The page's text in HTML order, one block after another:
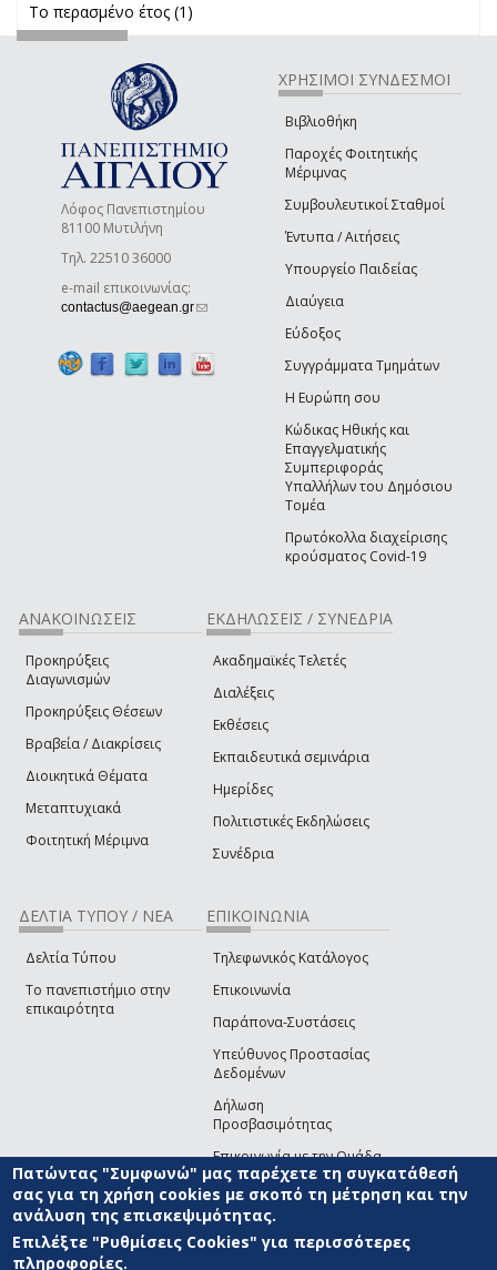
Το περασμένο έτος (1)
Λόφος Πανεπιστημίου
81100 Μυτιλήνη
Τηλ. 22510 36000
e-mail επικοινωνίας:
contactus@aegean.gr(link sends e-mail)
ΧΡΗΣΙΜΟΙ ΣΥΝΔΕΣΜΟΙ
Βιβλιοθήκη
Παροχές Φοιτητικής
Μέριμνας
Συμβουλευτικοί Σταθμοί
Έντυπα / Αιτήσεις
Υπουργείο Παιδείας
Διαύγεια
Εύδοξος
Συγγράμματα Τμημάτων
Η Ευρώπη σου
Κώδικας Ηθικής και
Επαγγελματικής
Συμπεριφοράς
Υπαλλήλων του Δημόσιου
Τομέα
Πρωτόκολλα διαχείρισης
κρούσματος Covid-19
ΑΝΑΚΟΙΝΩΣΕΙΣ
Προκηρύξεις
Διαγωνισμών
Προκηρύξεις Θέσεων
Βραβεία / Διακρίσεις
Διοικητικά Θέματα
Μεταπτυχιακά
Φοιτητική Μέριμνα
ΕΚΔΗΛΩΣΕΙΣ / ΣΥΝΕΔΡΙΑ
Ακαδημαϊκές Τελετές
Διαλέξεις
Εκθέσεις
Εκπαιδευτικά σεμινάρια
Ημερίδες
Πολιτιστικές Εκδηλώσεις
Συνέδρια
ΔΕΛΤΙΑ ΤΥΠΟΥ / ΝΕΑ
Δελτία Τύπου
Το πανεπιστήμιο στην
επικαιρότητα
ΕΠΙΚΟΙΝΩΝΙΑ
Τηλεφωνικός Κατάλογος
Επικοινωνία
Παράπονα-Συστάσεις
Υπεύθυνος Προστασίας
Δεδομένων
Δήλωση
Προσβασιμότητας
Επικοινωνία με την Ομάδα
Ανάπτυξης του site(link sends e-mail)
© ΠΑΝΕΠΙΣΤΗΜΙΟ ΑΙΓΑΙΟΥ ΟΡΟΙ ΧΡΗΣΗΣ
ΑΝΑΠΤΥΞΗΣ
Πατώντας "Συμφωνώ" μας παρέχετε τη συγκατάθεσή
σας για τη χρήση cookies με σκοπό τη μέτρηση και την
ανάλυση της επισκεψιμότητας.
Επιλέξτε "Ρυθμίσεις Cookies" για περισσότερες
πληροφορίες.